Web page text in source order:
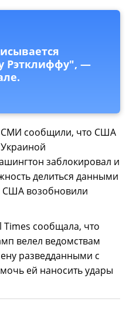
Рэтклиффу", —
СМИ сообщили, что США
заблокировал и
делиться данными
США возобновили
Times сообщала, что
велел ведомствам
разведданными с
ей наносить удары